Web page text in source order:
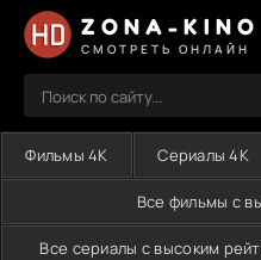
ZONA-KINO
СМОТРЕТЬ ОНЛАЙН
Фильмы 4K Сериалы 4K
Все фильмы с
Все сериалы с высоким